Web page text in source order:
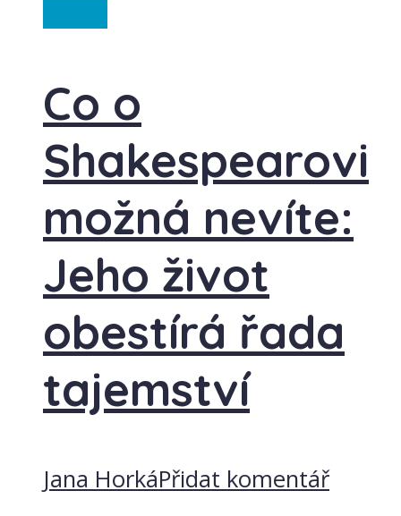
Co o
Shakespearovi
možná nevíte:
Jeho život
obestírá řada
tajemství
Jana HorkáPřidat komentář